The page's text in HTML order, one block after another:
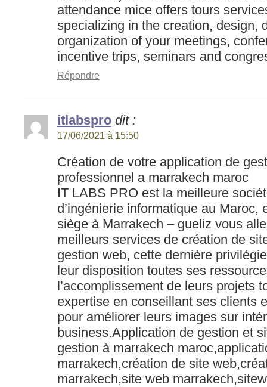
attendance mice offers tours
specializing in the creation, design,
organization of your meetings,
incentive trips, seminars and
Répondre
itlabspro dit :
17/06/2021 à 15:50
Création de votre application de
professionnel a marrakech maroc
IT LABS PRO est la meilleure
d’ingénierie informatique au Maroc,
siège à Marrakech – gueliz vous
meilleurs services de création de
gestion web, cette dernière
leur disposition toutes ses
l’accomplissement de leurs projets
expertise en conseillant ses clients
pour améliorer leurs images sur
business.Application de gestion et
gestion à marrakech
marrakech,création de site
marrakech,site web